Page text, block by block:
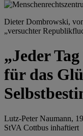
Dieter Dombrowski,
„versuchter
„Jeder
für das
Lutz-Peter Naumann,
StVA Cottbus inhaftiert